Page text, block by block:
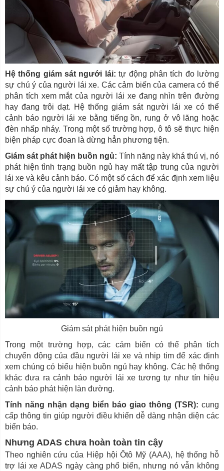
Hệ thống giám sát ngưới lái: tự động phân tích đo lường
sự chú ý của người lái xe. Các cảm biến của camera có thể
phân tích xem mắt của người lái xe đang nhìn trên đường
hay đang trôi dạt. Hệ thống giám sát người lái xe có thể
cảnh báo người lái xe bằng tiếng ồn, rung ở vô lăng hoặc
đèn nhấp nháy. Trong một số trường hợp, ô tô sẽ thực hiện
biện pháp cực đoan là dừng hẳn phương tiện.
Giám sát phát hiện buồn ngủ: Tính năng này khá thú vị, nó
phát hiện tình trạng buồn ngủ hay mất tập trung của người
lái xe và kêu cảnh báo. Có một số cách để xác định xem liệu
sự chú ý của người lái xe có giảm hay không.
Giám sát phát hiện buồn ngủ
Trong một trường hợp, các cảm biến có thể phân tích
chuyển động của đầu người lái xe và nhịp tim để xác định
xem chúng có biểu hiện buồn ngủ hay không. Các hệ thống
khác đưa ra cảnh báo người lái xe tương tự như tín hiệu
cảnh báo phát hiện làn đường.
Tính năng nhận dạng biển báo giao thông (TSR): cung
cấp thông tin giúp người điều khiển dễ dàng nhận diện các
biển báo.
Nhưng ADAS chưa hoàn toàn tin cậy
Theo nghiên cứu của Hiệp hội Ôtô Mỹ (AAA), hệ thống hỗ
trợ lái xe ADAS ngày càng phổ biến, nhưng nó vẫn không